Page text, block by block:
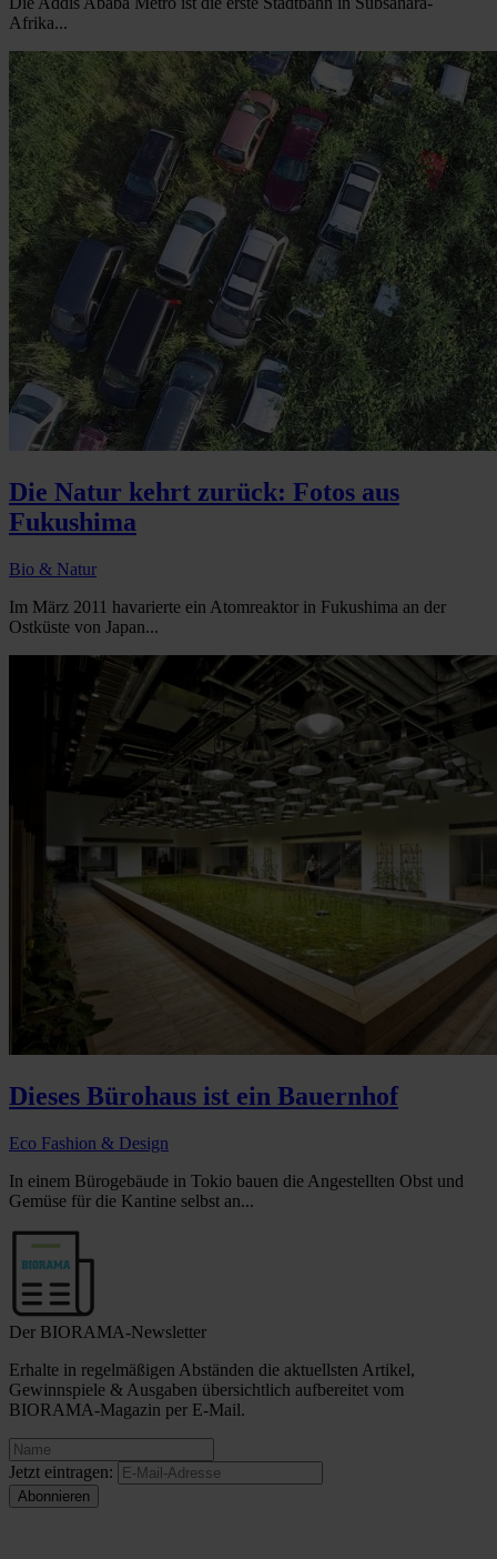
Afrika...
Die Natur kehrt zurück: Fotos aus
Fukushima
Bio & Natur
Im März 2011 havarierte ein Atomreaktor in Fukushima an der
Ostküste von Japan...
Dieses Bürohaus ist ein Bauernhof
Eco Fashion & Design
In einem Bürogebäude in Tokio bauen die Angestellten Obst und
Gemüse für die Kantine selbst an...
Der BIORAMA-Newsletter
Erhalte in regelmäßigen Abständen die aktuellsten Artikel,
Gewinnspiele & Ausgaben übersichtlich aufbereitet vom
BIORAMA-Magazin per E-Mail.
Jetzt eintragen: